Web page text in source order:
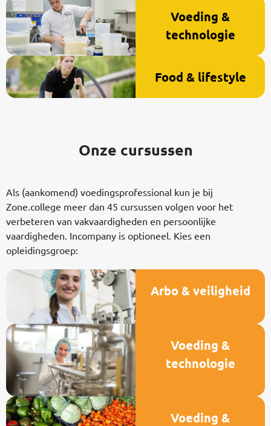
Voeding &
technologie
Food & lifestyle
Onze cursussen
Als (aankomend) voedingsprofessional kun je bij
Zone.college meer dan 45 cursussen volgen voor het
verbeteren van vakvaardigheden en persoonlijke
vaardigheden. Incompany is optioneel. Kies een
opleidingsgroep:
Arbo & veiligheid
Voeding &
technologie
Voeding &